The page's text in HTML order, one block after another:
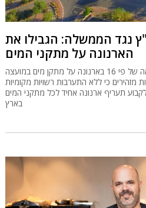
נגד הממשלה: הגבילו את
הארנונה על מתקני המים
העתירה הוגשה בעקבות העלאה של פי 16 בארנונה על מתקן מים במועצה
מזהירים כי ללא התערבות רשויות מקומיות
תעריף ארנונה אחיד לכל מתקני המים
בארץ